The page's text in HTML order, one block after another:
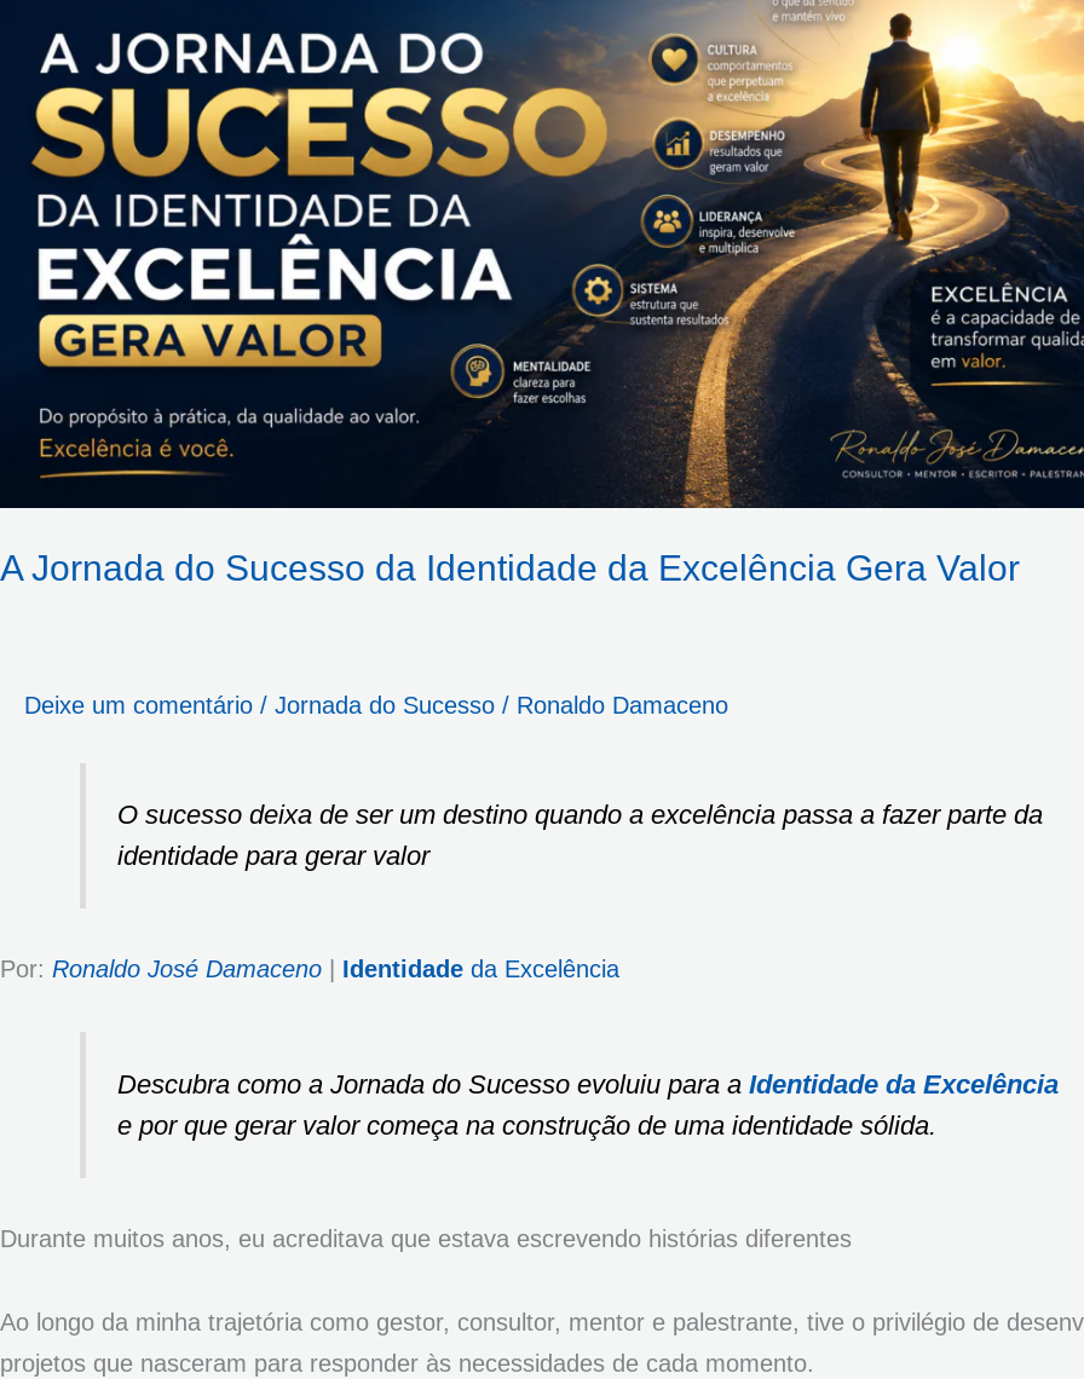
A Jornada do Sucesso da Identidade da Excelência Gera Valor
Deixe um comentário / Jornada do Sucesso / Ronaldo Damaceno
O sucesso deixa de ser um destino quando a excelência passa a fazer parte da
identidade para gerar valor
Por: Ronaldo José Damaceno Identidade da Excelência
Descubra como a Jornada do Sucesso evoluiu para aIdentidade da Excelência
e por que gerar valor começa na construção de uma identidade sólida.
Durante muitos anos, eu acreditava que estava escrevendo histórias diferentes
Ao longo da minha trajetória como gestor, consultor, mentor e palestrante, tive o privilégio de
projetos que nasceram para responder às necessidades de cada momento.
Identidade
Excelência
Gera
Valor